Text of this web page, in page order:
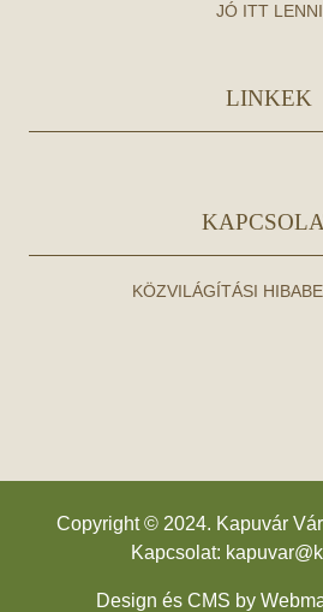
JÓ ITT LENNI
LINKEK
KÖZVILÁGÍTÁSI
Copyright © 2024. Kapuvár
Kapcsolat:
Design és CMS by